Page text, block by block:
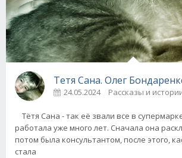
Тетя Сана. Олег
24.05.2024 Рассказы и
Тётя Сана - так её звали все в
работала уже много лет. Сначала она
потом была консультантом, после этого,
стала